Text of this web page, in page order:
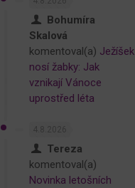
Bohumíra
Skalová
komentoval(a) Ježíšek
nosí žabky: Jak
vznikají Vánoce
uprostřed léta
Tereza
komentoval(a)
Novinka letošních